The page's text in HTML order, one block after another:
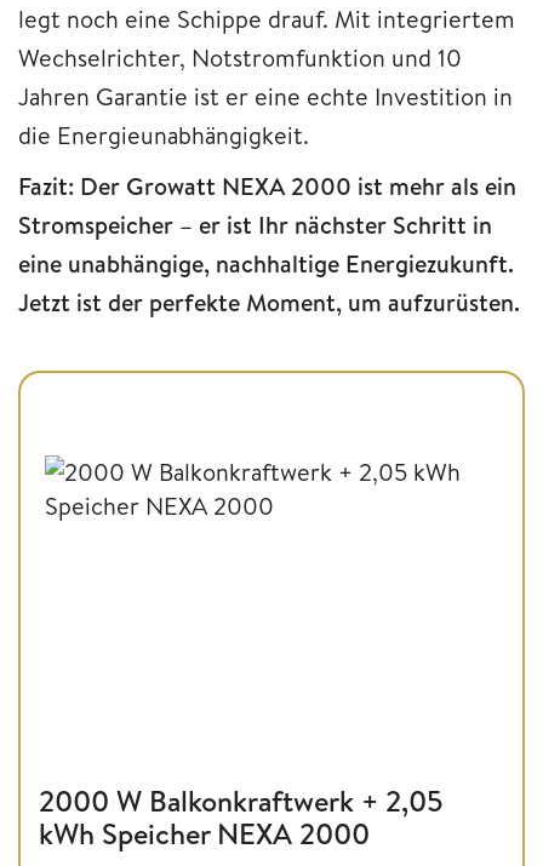
legt noch eine Schippe drauf. Mit integriertem
Wechselrichter, Notstromfunktion und 10
Jahren Garantie ist er eine echte Investition in
die Energieunabhängigkeit.
Fazit: Der Growatt NEXA 2000 ist mehr als ein
Stromspeicher – er ist Ihr nächster Schritt in
eine unabhängige, nachhaltige Energiezukunft.
Jetzt ist der perfekte Moment, um aufzurüsten.
2000 W Balkonkraftwerk + 2,05
kWh Speicher NEXA 2000